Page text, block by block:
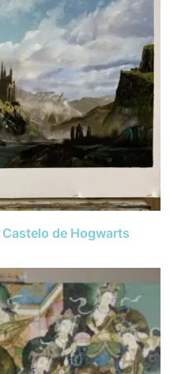
de Hogwarts